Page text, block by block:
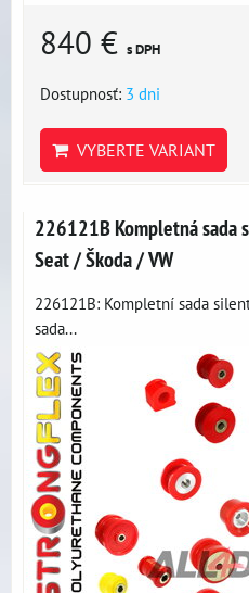
840 € s DPH
Dostupnosť: 3 dni
VYBERTE VARIANT
226121B Kompletná sada
Seat / Škoda / VW
226121B: Kompletní sada
sada...